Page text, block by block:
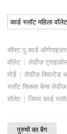
कार्ड स्लॉट महिला वॉलेट
सॉफ्ट पु कार्ड
वॉलेट | लेडीज़
मोड़ें | लेडीज़ क्विल्टेड
स्लॉट सिक्का केस
वॉलेट | जिपर कार्ड
पुरुषों का बैग